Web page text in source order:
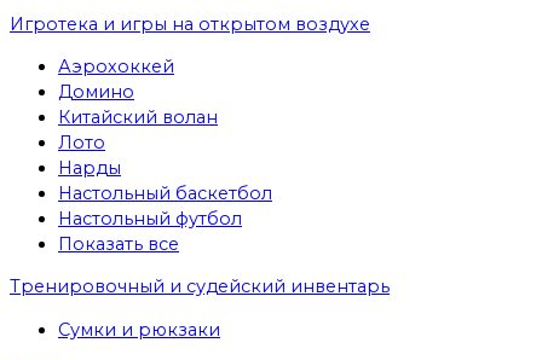
Игротека и игры на открытом воздухе
Аэрохоккей
Домино
Китайский волан
Лото
Нарды
Настольный баскетбол
Настольный футбол
Показать все
Тренировочный и судейский инвентарь
Сумки и рюкзаки